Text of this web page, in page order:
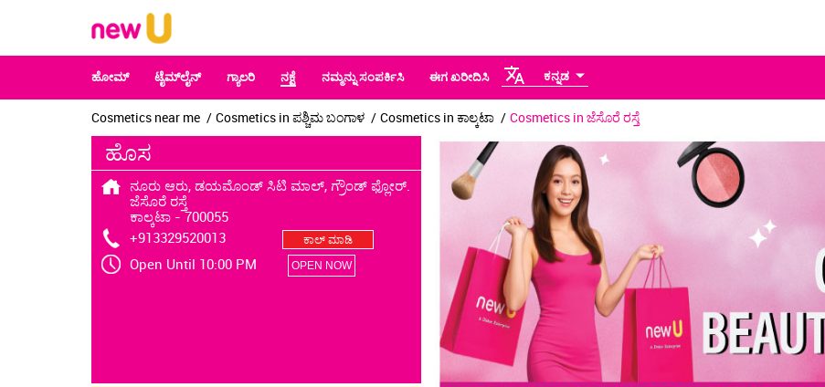
ಹೋಮ್ ಟೈಮ್‌ಲೈನ್ ಗ್ಯಾಲರಿ ನಕ್ಷೆ ನಮ್ಮನ್ನು ಸಂಪರ್ಕಿಸಿ ಈಗ ಖರೀದಿಸಿ ಕನ್ನಡ
Cosmetics near me Cosmetics in ಪಶ್ಚಿಮ ಬಂಗಾಳ Cosmetics in ಕಾಲ್ಕಟಾ Cosmetics in ಜೆಸೊರೆ ರಸ್ತೆ
ಹೊಸ
ನೂರು ಆರು, ಡಯಮೊಂಡ್ ಸಿಟಿ ಮಾಲ್, ಗ್ರೌಂಡ್ ಫ್ಲೋರ್.
ಜೆಸೊರೆ ರಸ್ತೆ
ಕಾಲ್ಕಟಾ-700055
+913329520013
ಕಾಲ್ ಮಾಡಿ
Open Until 10:00 PM OPEN NOW